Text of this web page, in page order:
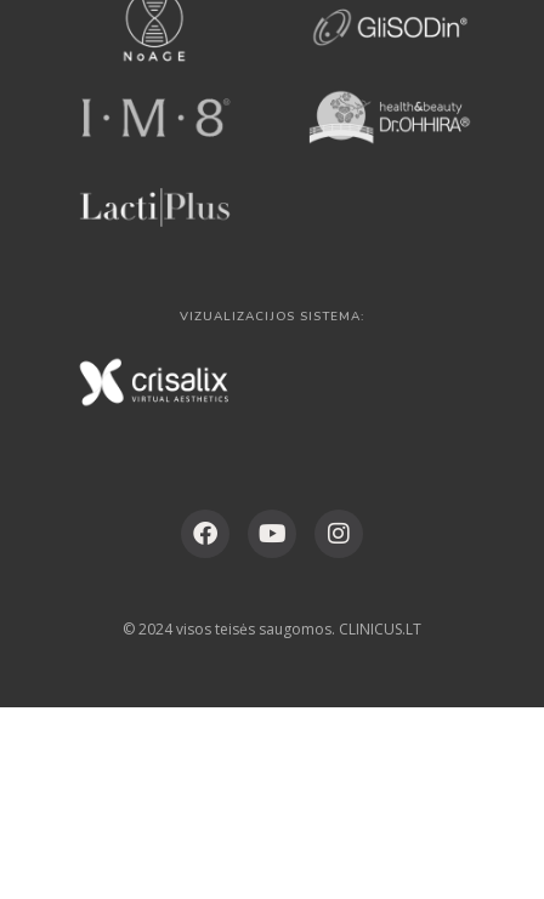
VIZUALIZACIJOS SISTEMA:
© 2024 visos teisės saugomos. CLINICUS.LT